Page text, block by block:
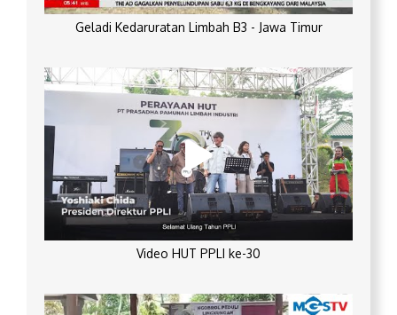
Geladi Kedaruratan Limbah B3 - Jawa Timur
Video HUT PPLI ke-30